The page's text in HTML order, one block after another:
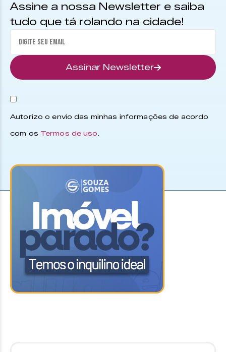
Assine a nossa Newsletter e saiba
tudo que tá rolando na cidade!
Assinar Newsletter
Autorizo o envio das minhas informações de acordo
com os Termos de uso.